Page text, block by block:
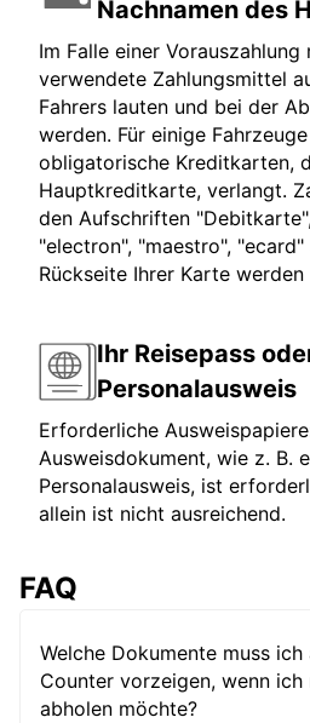
Nachnamen des
Im Falle einer Vorauszahlung
verwendete Zahlungsmittel
Fahrers lauten und bei der
werden. Für einige
obligatorische Kreditkarten,
Hauptkreditkarte, verlangt.
den Aufschriften
"electron", "maestro",
Rückseite Ihrer Karte
Ihr Reisepass
Personalausweis
Erforderliche
Ausweisdokument, wie z. B.
Personalausweis, ist
allein ist nicht ausreichend.
FAQ
Welche Dokumente muss
Counter vorzeigen, wenn ich
abholen möchte?